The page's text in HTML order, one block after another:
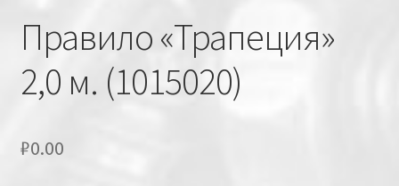
Правило «Трапеция»
2,0 м. (1015020)
₽0.00